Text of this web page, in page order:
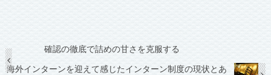
確認の徹底で詰めの甘さを克服する
海外インターンを迎えて感じたインターン制度の現状とあ